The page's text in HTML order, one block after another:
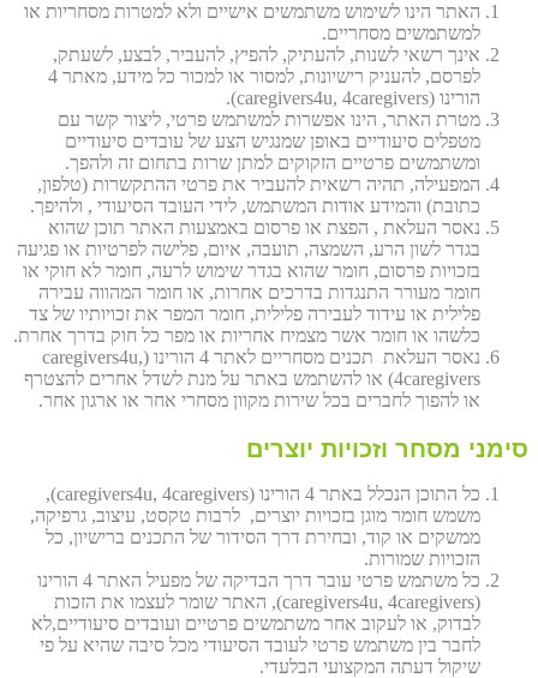
האתר הינו לשימוש משתמשים אישיים ולא למטרות מסחריות או
למשתמשים מסחריים.
אינך רשאי לשנות, להעתיק, להפיץ, להעביר, לבצע, לשעתק,
לפרסם, להעניק רישיונות, למסור או למכור כל מידע, מאתר 4
הורינו (caregivers4u, 4caregivers).
מטרת האתר, הינו אפשרות למשתמש פרטי, ליצור קשר עם
מטפלים סיעודיים באופן שמנגיש הצע של עובדים סיעודיים
ומשתמשים פרטיים הזקוקים למתן שרות בתחום זה ולהפך.
המפעילה, תהיה רשאית להעביר את פרטי ההתקשרות (טלפון,
כתובת) והמידע אודות המשתמש, לידי העובד הסיעודי , ולהיפך.
נאסר העלאת , הפצת או פרסום באמצעות האתר תוכן שהוא
בגדר לשון הרע, השמצה, תועבה, איום, פלישה לפרטיות או פגיעה
בזכויות פרסום, חומר שהוא בגדר שימוש לרעה, חומר לא חוקי או
חומר מעורר התנגדות בדרכים אחרות, או חומר המהווה עבירה
פלילית או עידוד לעבירה פלילית, חומר המפר את זכויותיו של צד
כלשהו או חומר אשר מצמיח אחריות או מפר כל חוק בדרך אחרת.
נאסר העלאת תכנים מסחריים לאתר 4 הורינו (caregivers4u,
4caregivers) או להשתמש באתר על מנת לשדל אחרים להצטרף
או להפוך לחברים בכל שירות מקוון מסחרי אחר או ארגון אחר.
סימני מסחר וזכויות יוצרים
כל התוכן הנכלל באתר 4 הורינו (caregivers4u, 4caregivers),
משמש חומר מוגן בזכויות יוצרים, לרבות טקסט, עיצוב, גרפיקה,
ממשקים או קוד, ובחירת דרך הסידור של התכנים ברישיון, כל
הזכויות שמורות.
כל משתמש פרטי עובר דרך הבדיקה של מפעיל האתר 4 הורינו
(caregivers4u, 4caregivers), האתר שומר לעצמו את הזכות
לבדוק, או לעקוב אחר משתמשים פרטיים ועובדים סיעודיים,לא
לחבר בין משתמש פרטי לעובד הסיעודי מכל סיבה שהיא על פי
שיקול דעתה המקצועי הבלעדי.